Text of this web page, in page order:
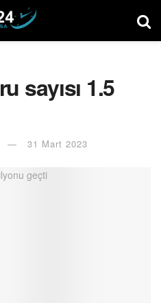
sayısı 1.5
31 Mart 2023